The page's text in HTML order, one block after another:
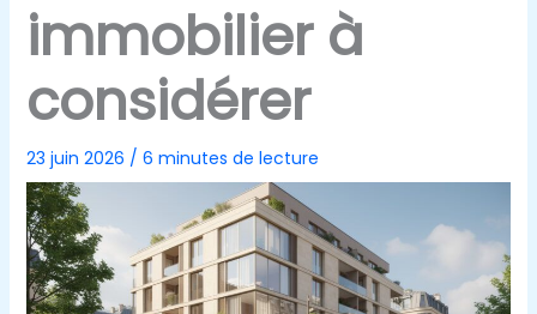
immobilier à
considérer
23 juin 2026 / 6 minutes de lecture